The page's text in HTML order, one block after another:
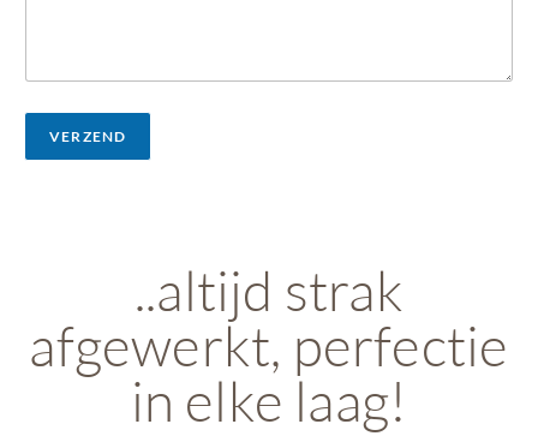
VERZEND
..altijd strak
afgewerkt, perfectie
in elke laag!